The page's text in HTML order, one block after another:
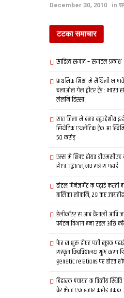
December 30, 2010 in
टटका समाचार
साहित्य समाद – समटल प्रकाश
प्राथमिक शि‍क्षा मे मैथि‍ली
चलाओल गेल ट्वीटर ट्रेंड :
लेलनि हिस्सा
सात जिला मे बनत बहुउद्देशीय
सिंथेटिक एथलेटिक ट्रेक आ
50 करोड़
एम्स मे शिफ्ट होयत
होएत उद्घाटन, नव सत्र स पढाई
होटल मैनेजमेंट क पढ़ाई करती
बालिका लोकनि, 29 कए
हेलीकॉप्टर स आब वैशाली आबि
पर्यटन विभाग बना रहल अछि
फेर स शुरू होएत पंजी सूत्रक
संस्कृत विश्वविद्यालय शुरू करत
genetic relations पर होएत
बिहारक पंचायत क वित्‍तीय
बेर भेटत एक हजार करोड़ तकक